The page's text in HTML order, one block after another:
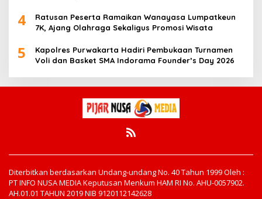
4
Ratusan Peserta Ramaikan Wanayasa Lumpatkeun
7K, Ajang Olahraga Sekaligus Promosi Wisata
5
Kapolres Purwakarta Hadiri Pembukaan Turnamen
Voli dan Basket SMA Indorama Founder’s Day 2026
Diterbitkan berdasarkan Undang-undang No. 40 Tahun 1999 Oleh :
PT INFO NUSA MEDIA Keputusan Menkum HAM RI No. AHU-0057902.
AH.01.01 TAHUN 2019 NIB 9120112142628